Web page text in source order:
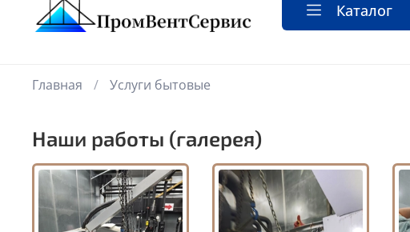
Каталог
Главная Услуги бытовые
Наши работы (галерея)